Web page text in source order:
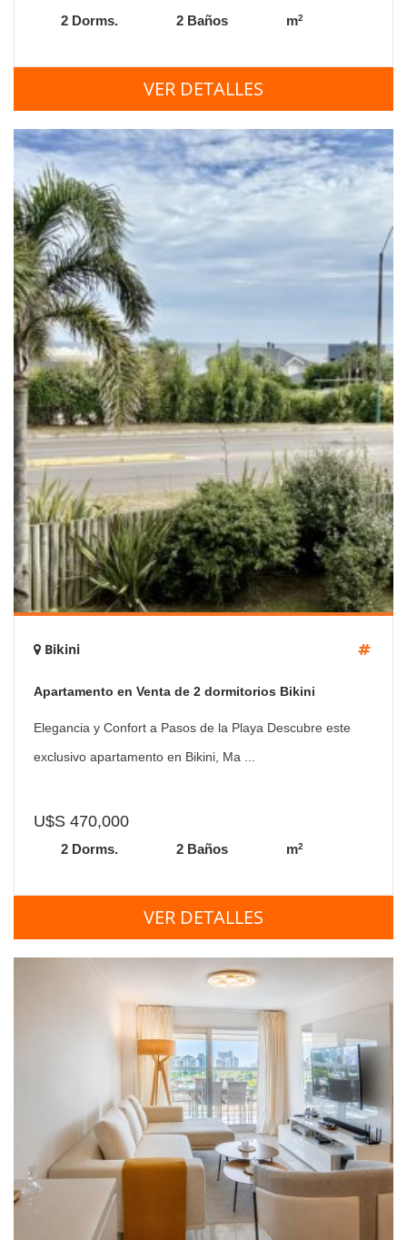
2 Dorms. 2 Baños m2
VER DETALLES
Bikini
Apartamento en Venta de 2 dormitorios Bikini
Elegancia y Confort a Pasos de la Playa Descubre este
exclusivo apartamento en Bikini, Ma ...
U$S 470,000
2 Dorms. 2 Baños m2
VER DETALLES